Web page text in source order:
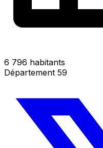
6 796 habitants
Département 59